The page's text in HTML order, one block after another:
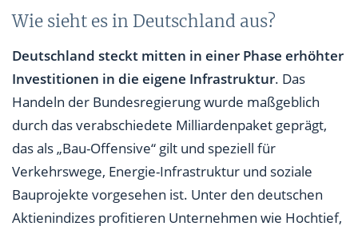
Wie sieht es in Deutschland aus?
Deutschland steckt mitten in einer Phase erhöhter
Investitionen in die eigene Infrastruktur. Das
Handeln der Bundesregierung wurde maßgeblich
durch das verabschiedete Milliardenpaket geprägt,
das als „Bau-Offensive“ gilt und speziell für
Verkehrswege, Energie-Infrastruktur und soziale
Bauprojekte vorgesehen ist. Unter den deutschen
Aktienindizes profitieren Unternehmen wie Hochtief,